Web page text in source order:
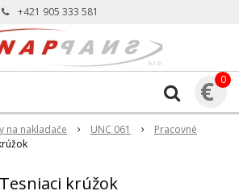
+421 905 333 581
€ 0
na nakladače UNC 061
Pracovné
Tesniaci krúžok